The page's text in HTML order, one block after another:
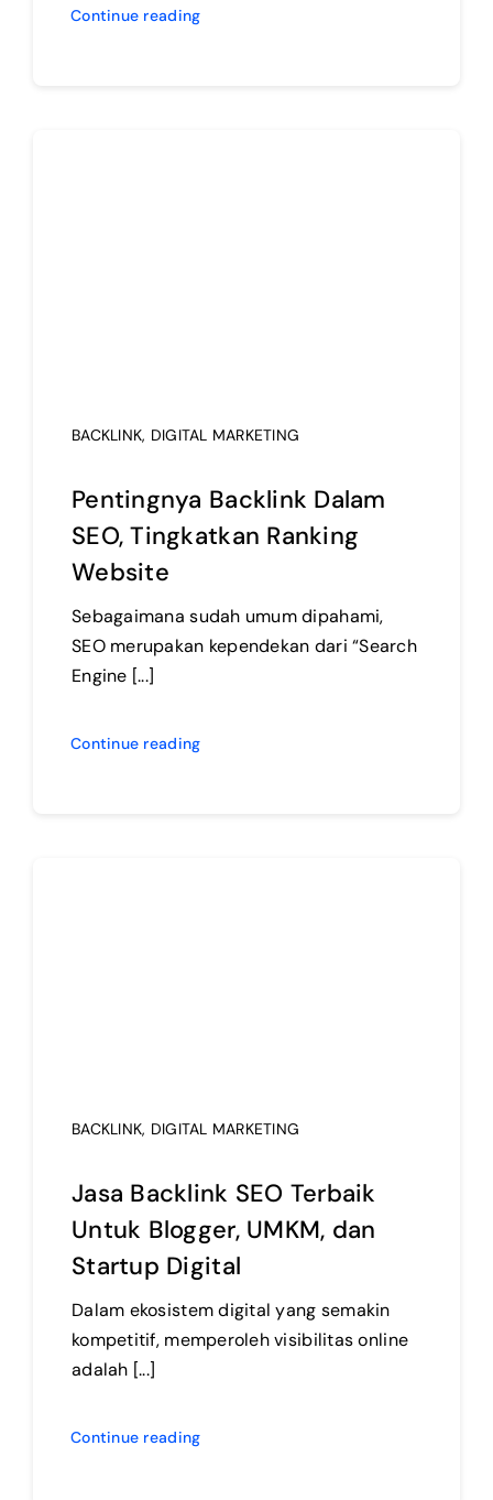
Continue reading
BACKLINK, DIGITAL MARKETING
Pentingnya Backlink Dalam
SEO, Tingkatkan Ranking
Website
Sebagaimana sudah umum dipahami,
SEO merupakan kependekan dari “Search
Engine [...]
Continue reading
BACKLINK, DIGITAL MARKETING
Jasa Backlink SEO Terbaik
Untuk Blogger, UMKM, dan
Startup Digital
Dalam ekosistem digital yang semakin
kompetitif, memperoleh visibilitas online
adalah [...]
Continue reading